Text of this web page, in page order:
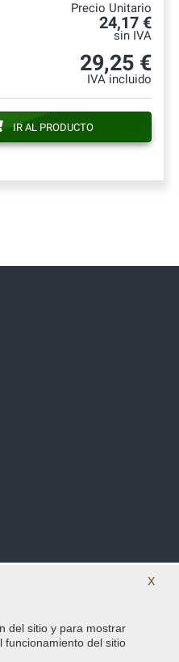
Precio Unitario
24,17 €
sin IVA
29,25 €
IVA incluido
IR AL PRODUCTO
SÍguenos en nuestras redes sociales
X
del sitio y para mostrar
funcionamiento del sitio